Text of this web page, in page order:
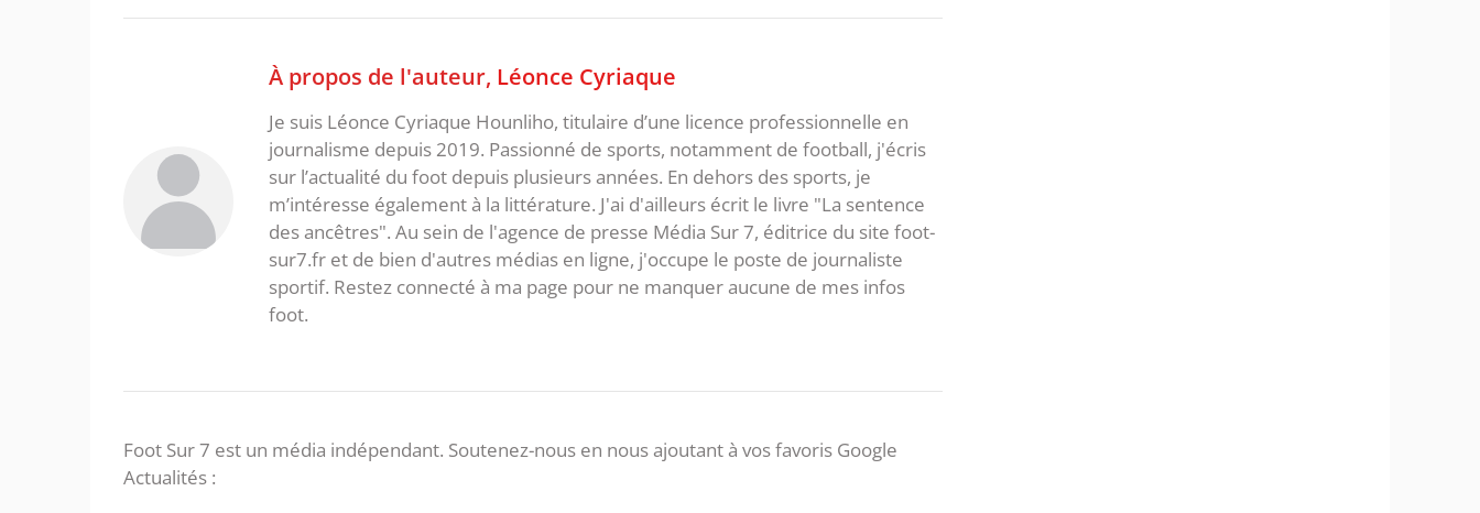
À propos de l'auteur, Léonce Cyriaque
Je suis Léonce Cyriaque Hounliho, titulaire d’une licence professionnelle en
journalisme depuis 2019. Passionné de sports, notamment de football, j'écris
sur l’actualité du foot depuis plusieurs années. En dehors des sports, je
m’intéresse également à la littérature. J'ai d'ailleurs écrit le livre "La sentence
des ancêtres". Au sein de l'agence de presse Média Sur 7, éditrice du site foot-
sur7.fr et de bien d'autres médias en ligne, j'occupe le poste de journaliste
sportif. Restez connecté à ma page pour ne manquer aucune de mes infos
foot.
Foot Sur 7 est un média indépendant. Soutenez-nous en nous ajoutant à vos favoris Google
Actualités :